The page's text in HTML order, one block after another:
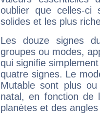
oublier que celles-
solides et les plus
Les douze signes
groupes ou modes,
qui signifie
quatre signes. Le
Mutable sont plus
natal, en fonction de
planètes et des